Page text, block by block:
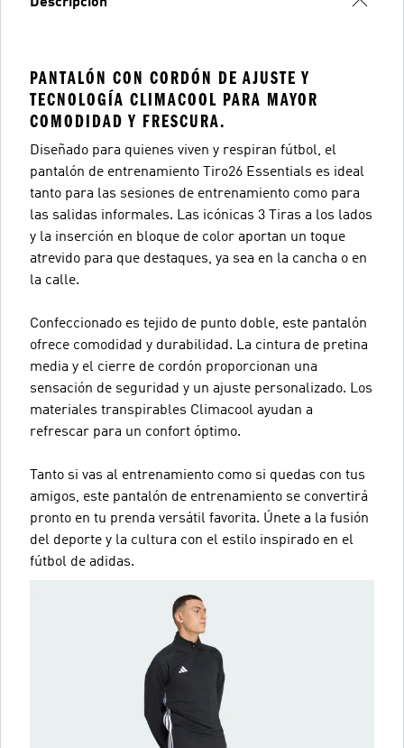
PANTALÓN CON CORDÓN DE AJUSTE Y
TECNOLOGÍA CLIMACOOL PARA MAYOR
COMODIDAD Y FRESCURA.
Diseñado para quienes viven y respiran fútbol, el
pantalón de entrenamiento Tiro26 Essentials es ideal
tanto para las sesiones de entrenamiento como para
las salidas informales. Las icónicas 3 Tiras a los lados
y la inserción en bloque de color aportan un toque
atrevido para que destaques, ya sea en la cancha o en
la calle.
Confeccionado es tejido de punto doble, este pantalón
ofrece comodidad y durabilidad. La cintura de pretina
media y el cierre de cordón proporcionan una
sensación de seguridad y un ajuste personalizado. Los
materiales transpirables Climacool ayudan a
refrescar para un confort óptimo.
Tanto si vas al entrenamiento como si quedas con tus
amigos, este pantalón de entrenamiento se convertirá
pronto en tu prenda versátil favorita. Únete a la fusión
del deporte y la cultura con el estilo inspirado en el
fútbol de adidas.